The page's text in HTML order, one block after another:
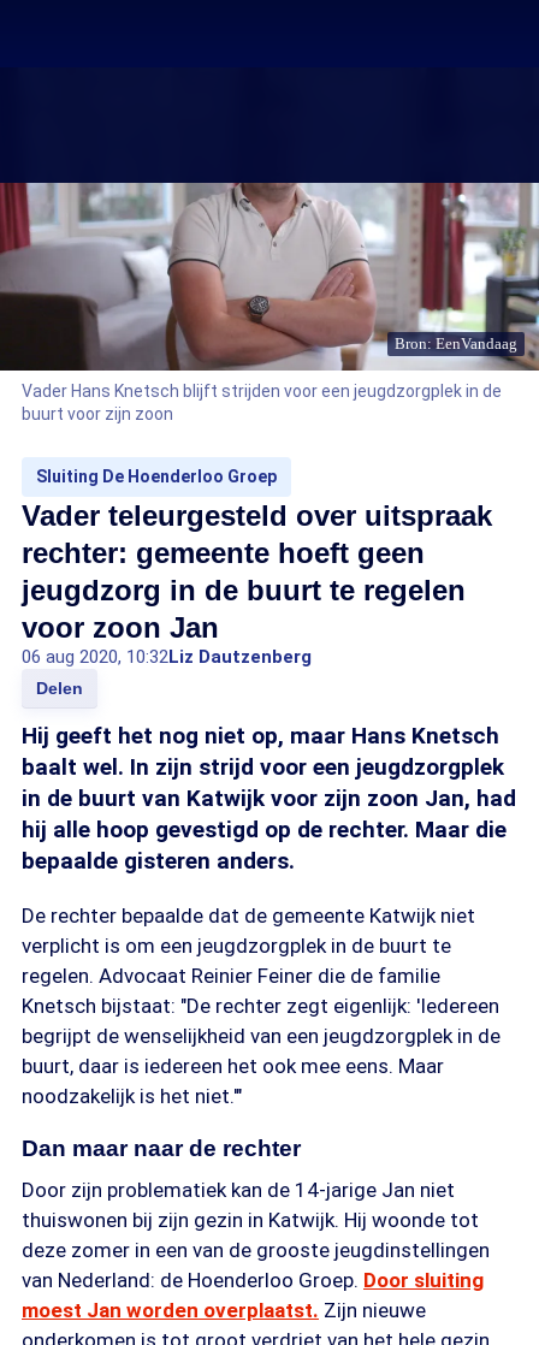
Bron: EenVandaag
Vader Hans Knetsch blijft strijden voor een jeugdzorgplek in de
buurt voor zijn zoon
Sluiting De Hoenderloo Groep
Vader teleurgesteld over uitspraak
rechter: gemeente hoeft geen
jeugdzorg in de buurt te regelen
voor zoon Jan
06 aug 2020, 10:32Liz Dautzenberg
Delen
Hij geeft het nog niet op, maar Hans Knetsch
baalt wel. In zijn strijd voor een jeugdzorgplek
in de buurt van Katwijk voor zijn zoon Jan, had
hij alle hoop gevestigd op de rechter. Maar die
bepaalde gisteren anders.
De rechter bepaalde dat de gemeente Katwijk niet
verplicht is om een jeugdzorgplek in de buurt te
regelen. Advocaat Reinier Feiner die de familie
Knetsch bijstaat: "De rechter zegt eigenlijk: 'Iedereen
begrijpt de wenselijkheid van een jeugdzorgplek in de
buurt, daar is iedereen het ook mee eens. Maar
noodzakelijk is het niet.'"
Dan maar naar de rechter
Door zijn problematiek kan de 14-jarige Jan niet
thuiswonen bij zijn gezin in Katwijk. Hij woonde tot
deze zomer in een van de grooste jeugdinstellingen
van Nederland: de Hoenderloo Groep. Door sluiting
moest Jan worden overplaatst. Zijn nieuwe
onderkomen is tot groot verdriet van het hele gezin